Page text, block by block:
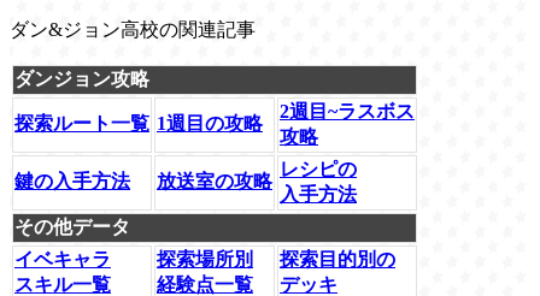
ダン&ジョン高校の関連記事
ダンジョン攻略
探索ルート一覧 1週目の攻略
2週目~ラスボス
攻略
鍵の入手方法 放送室の攻略
レシピの
入手方法
その他データ
イベキャラ
スキル一覧
探索場所別
経験点一覧
探索目的別の
デッキ